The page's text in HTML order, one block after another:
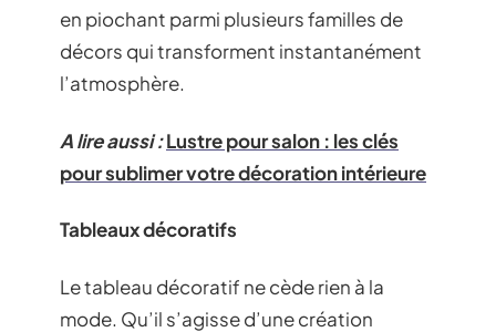
en piochant parmi plusieurs familles de
décors qui transforment instantanément
l’atmosphère.
A lire aussi :Lustre pour salon : les clés
pour sublimer votre décoration intérieure
Tableaux décoratifs
Le tableau décoratif ne cède rien à la
mode. Qu’il s’agisse d’une création